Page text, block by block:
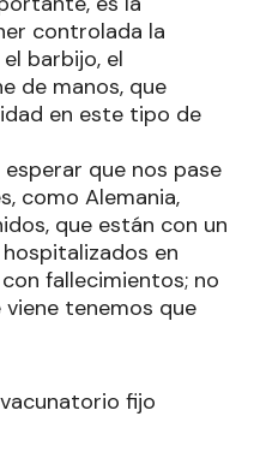
controlada la
barbijo, el
de manos, que
en este tipo de
que nos pase
como Alemania,
que están con un
en
fallecimientos; no
viene tenemos que
fijo